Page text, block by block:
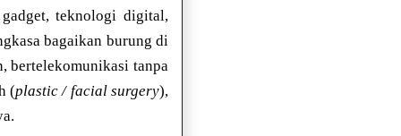
teknologi digital,
bagaikan burung di
bertelekomunikasi tanpa
(plastic / facial surgery),